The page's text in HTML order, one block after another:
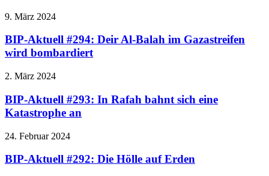
9. März 2024
BIP-Aktuell #294: Deir Al-Balah im Gazastreifen
wird bombardiert
2. März 2024
BIP-Aktuell #293: In Rafah bahnt sich eine
Katastrophe an
24. Februar 2024
BIP-Aktuell #292: Die Hölle auf Erden